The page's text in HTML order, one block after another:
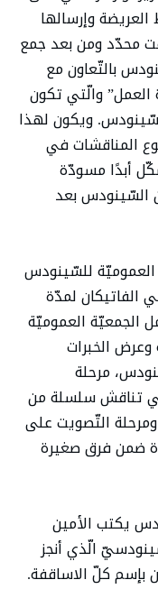
وإرسالها
محدّد ومن بعد جمع
بالتّعاون مع
العمل” والّتي تكون
ويكون لهذا
المناقشات في
أبدًا مسودّة
السّينودس بعد
العموميّة للسّينودس
الفاتيكان لمدّة
الجمعيّة العموميّة
وعرض الخبرات
مرحلة
تناقش سلسلة من
ومرحلة التّصويت على
ضمن فرق صغيرة
يكتب الأمين
الّذي أنجز
بإسم كلّ الاساقفة.